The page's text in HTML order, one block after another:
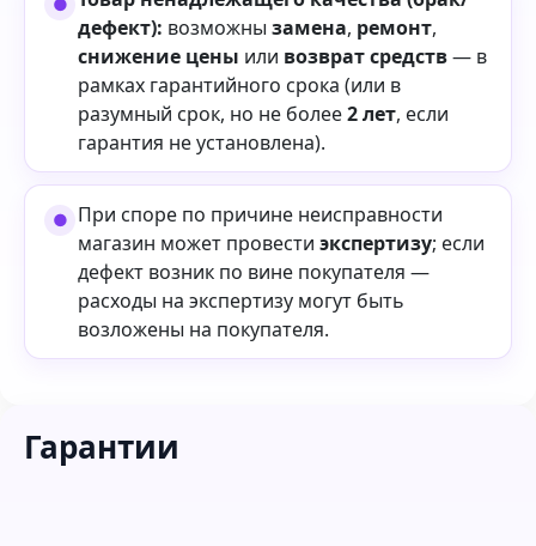
дефект): возможны замена, ремонт,
снижение цены или возврат средств— в
рамках гарантийного срока (или в
разумный срок, но не более2 лет, если
гарантия не установлена).
При споре по причине неисправности
магазин может провести экспертизу; если
дефект возник по вине покупателя —
расходы на экспертизу могут быть
возложены на покупателя.
Гарантии